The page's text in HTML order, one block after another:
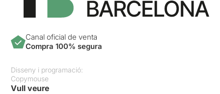
Canal oficial de venta
Compra 100% segura
Disseny i programació:
Copymouse
Vull veure